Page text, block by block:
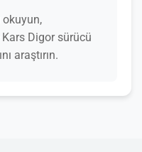
okuyun,
Digor sürücü
araştırın.